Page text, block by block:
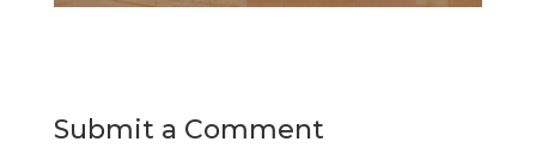
Submit a Comment